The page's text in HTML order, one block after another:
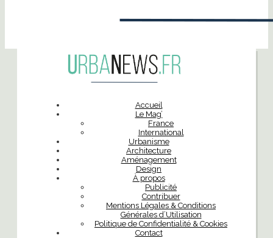
Accueil
Le Mag’
France
International
Urbanisme
Architecture
Aménagement
Design
À propos
Publicité
Contribuer
Mentions Légales & Conditions
Générales d’Utilisation
Politique de Confidentialité & Cookies
Contact